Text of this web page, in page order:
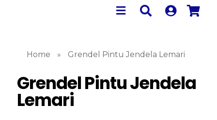
Home » Grendel Pintu Jendela Lemari
Grendel Pintu Jendela
Lemari